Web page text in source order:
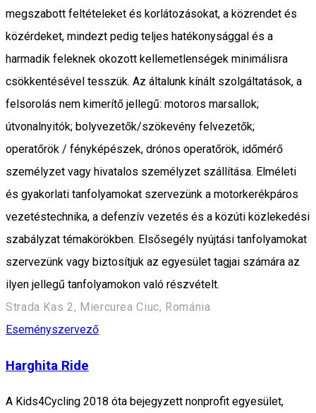
megszabott feltételeket és korlátozásokat, a közrendet és
közérdeket, mindezt pedig teljes hatékonysággal és a
harmadik feleknek okozott kellemetlenségek minimálisra
csökkentésével tesszük. Az általunk kínált szolgáltatások, a
felsorolás nem kimerítő jellegű: motoros marsallok;
útvonalnyitók; bolyvezetők/szökevény felvezetők;
operatőrök / fényképészek, drónos operatőrök, időmérő
személyzet vagy hivatalos személyzet szállítása. Elméleti
és gyakorlati tanfolyamokat szervezünk a motorkerékpáros
vezetéstechnika, a defenzív vezetés és a közúti közlekedési
szabályzat témakörökben. Elsősegély nyújtási tanfolyamokat
szervezünk vagy biztosítjuk az egyesület tagjai számára az
ilyen jellegű tanfolyamokon való részvételt.
Strada Kas 2, Miercurea Ciuc, Románia
Eseményszervező
Harghita Ride
A Kids4Cycling 2018 óta bejegyzett nonprofit egyesület,